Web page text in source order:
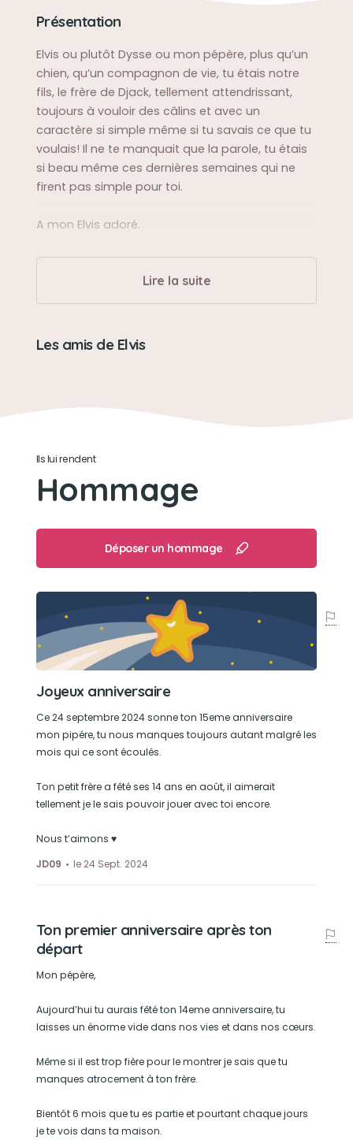
Présentation
Elvis ou plutôt Dysse ou mon pépère, plus qu’un
chien, qu’un compagnon de vie, tu étais notre
fils, le frère de Djack, tellement attendrissant,
toujours à vouloir des câlins et avec un
caractère si simple même si tu savais ce que tu
voulais! Il ne te manquait que la parole, tu étais
si beau même ces dernières semaines qui ne
firent pas simple pour toi.
A mon Elvis adoré.
En campagne à courir à contre vent
Sa bêtise préférée
Son caractère
Son jouet préféré
Son loisir préféré
Dormir au soleil
Lire la suite
Les amis de Elvis
Ils lui rendent
Hommage
Déposer un hommage
Joyeux anniversaire
Ce 24 septembre 2024 sonne ton 15eme anniversaire
mon pipére, tu nous manques toujours autant malgré les
mois qui ce sont écoulés.
Ton petit frère a fêté ses 14 ans en août, il aimerait
tellement je le sais pouvoir jouer avec toi encore.
Nous t’aimons ♥️
JD09
le 24 Sept. 2024
Ton premier anniversaire après ton
départ
Mon pépère,
Aujourd’hui tu aurais fêté ton 14eme anniversaire, tu
laisses un énorme vide dans nos vies et dans nos cœurs.
Même si il est trop fière pour le montrer je sais que tu
manques atrocement à ton frère.
Bientôt 6 mois que tu es partie et pourtant chaque jours
je te vois dans ta maison.